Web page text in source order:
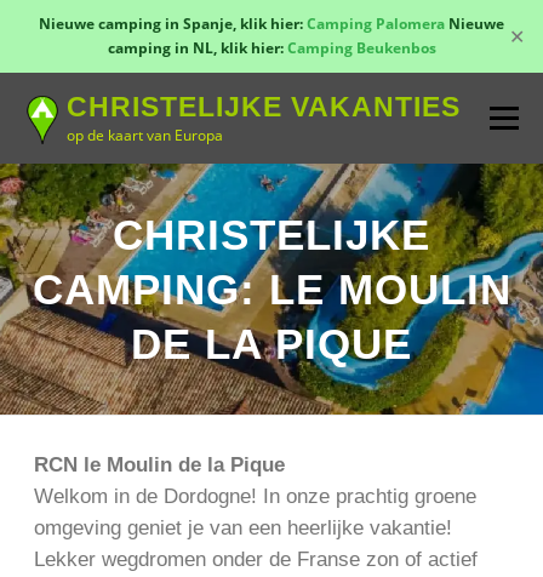
Nieuwe camping in Spanje, klik hier:Camping Palomera Nieuwe
camping in NL, klik hier:Camping Beukenbos ✕
inhoud
CHRISTELIJKE VAKANTIES
op de kaart van Europa
Menu
TOON KAART! CONTACT
AANMELDEN GROEPSREIZEN KAMPEN
CHRISTELIJKE
CAMPING: LE MOULIN
DE LA PIQUE
RCN le Moulin de la Pique
Welkom in de Dordogne! In onze prachtig groene
omgeving geniet je van een heerlijke vakantie!
Lekker wegdromen onder de Franse zon of actief